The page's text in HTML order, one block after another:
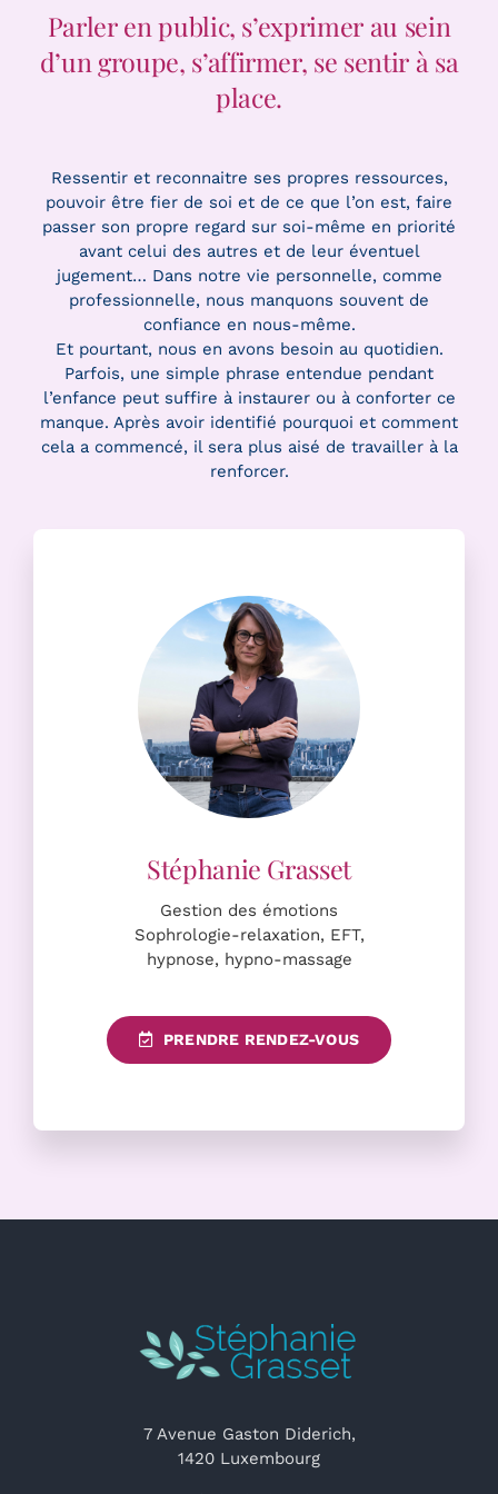
Parler en public, s’exprimer au sein
d’un groupe, s’affirmer, se sentir à sa
place.
Ressentir et reconnaitre ses propres ressources,
pouvoir être fier de soi et de ce que l’on est, faire
passer son propre regard sur soi-même en priorité
avant celui des autres et de leur éventuel
jugement… Dans notre vie personnelle, comme
professionnelle, nous manquons souvent de
confiance en nous-même.
Et pourtant, nous en avons besoin au quotidien.
Parfois, une simple phrase entendue pendant
l’enfance peut suffire à instaurer ou à conforter ce
manque. Après avoir identifié pourquoi et comment
cela a commencé, il sera plus aisé de travailler à la
renforcer.
Stéphanie Grasset
Gestion des émotions
Sophrologie-relaxation, EFT,
hypnose, hypno-massage
PRENDRE RENDEZ-VOUS
7 Avenue Gaston Diderich,
1420 Luxembourg